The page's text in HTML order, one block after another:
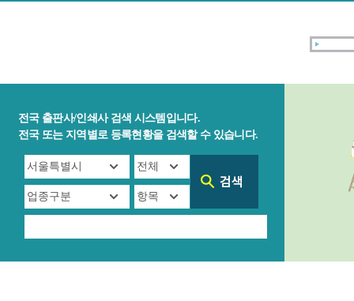
전국 출판사/인쇄사 검색 시스템입니다.
전국 또는 지역별로 등록현황을 검색할 수 있습니다.